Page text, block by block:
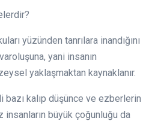
yüzünden tanrılara inandığını
yani insanın
yaklaşmaktan kaynaklanır.
bazı kalıp düşünce ve ezberlerin
insanların büyük çoğunluğu da